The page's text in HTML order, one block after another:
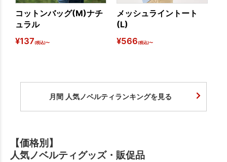
コットンバッグ(M)ナチ
ュラル
¥137(税込)〜
メッシュライントート
(L)
¥566(税込)〜
月間 人気ノベルティランキングを見る
【価格別】
人気ノベルティグッズ・販促品